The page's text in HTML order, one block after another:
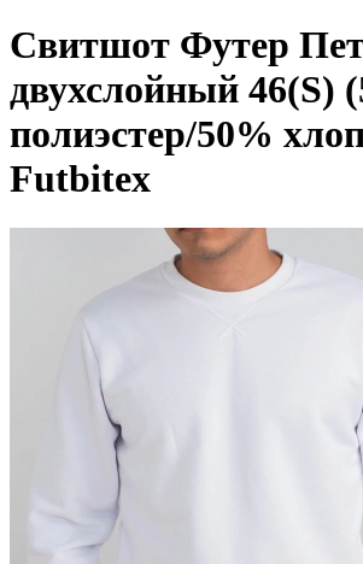
Свитшот Футер
двухслойный 46(S)
полиэстер/50%
Futbitex